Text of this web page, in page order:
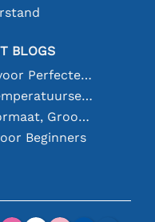
BLOGS
Solderen als een Pro: Tips voor Perfecte Elektronische Verbindingen
Het Kiezen van de Juiste Temperatuursensor [youtube]
18650 Batterijen: Klein in Formaat, Groot in Prestatie
Beginners